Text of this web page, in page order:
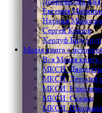
Евгения
Наталья
Сергей Козлов
Херлуф Бидструп
Малая книга с
Вся Малая книга
МКСИ:
МКСИ: Детский
МКСИ:
МКСИ: Сказки
МКСИ: Школьная